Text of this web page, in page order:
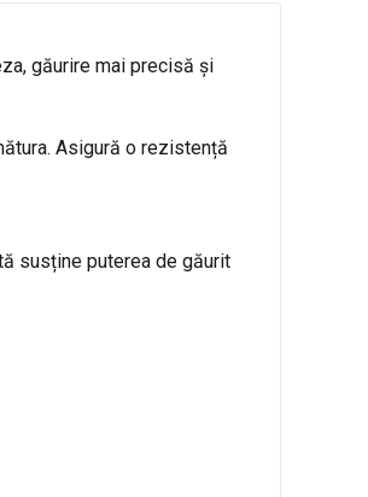
găurire mai precisă și
Asigură o rezistență
susține puterea de găurit